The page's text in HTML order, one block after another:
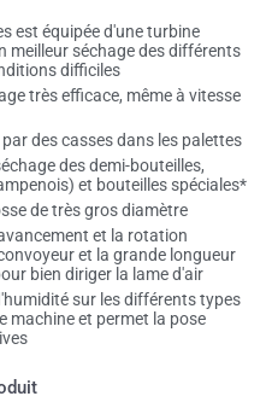
est équipée d'une turbine
meilleur séchage des différents
difficiles
très efficace, même à vitesse
des casses dans les palettes
des demi-bouteilles,
et bouteilles spéciales*
de très gros diamètre
et la rotation
et la grande longueur
bien diriger la lame d'air
sur les différents types
machine et permet la pose